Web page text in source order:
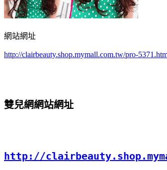
網站網址
http://clairbeauty.shop.mymall.com.tw/pro-
雙兒網網站網址
http://